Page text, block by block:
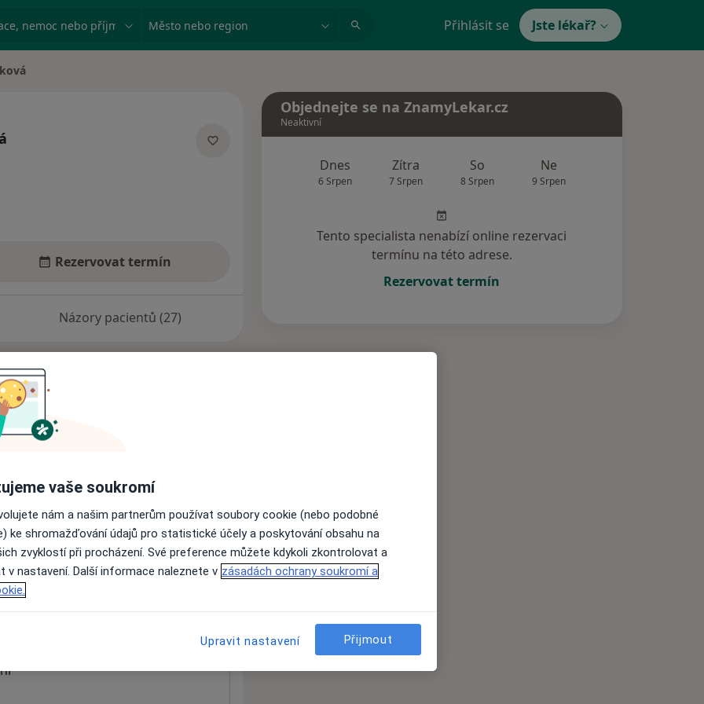
nemoc nebo příjmení Město nebo region Přihlásit se Jste lékař?
Rezervovat termín
Názory pacientů (27)
nejsou k dispozici
informace o svých službách.
Objednejte se na ZnamyLekar.cz
Neaktivní
Dnes
6 Srpen
Zítra
7 Srpen
So
8 Srpen
Ne
9 Srpen
Tento specialista nenabízí online rezervaci
termínu na této adrese.
Rezervovat termín
vaše soukromí
nám a našim partnerům používat soubory cookie (nebo podobné
ke shromažďování údajů pro statistické účely a poskytování obsahu na
zvyklostí při procházení. Své preference můžete kdykoli zkontrolovat a
v nastavení. Další informace naleznete v zásadách ochrany soukromí a
Upravit nastavení Přijmout